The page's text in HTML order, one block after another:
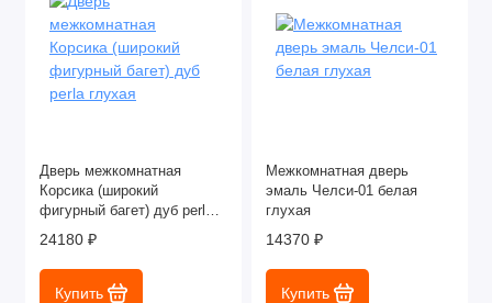
Дверь межкомнатная
Корсика (широкий
фигурный багет) дуб perla
глухая
24180 ₽
Купить
Межкомнатная дверь
эмаль Челси-01 белая
глухая
14370 ₽
Купить